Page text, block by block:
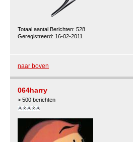
Totaal aantal Berichten: 528
Geregistreerd: 16-02-2011
naar boven
064harry
> 500 berichten